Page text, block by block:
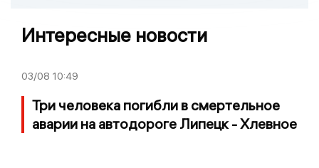
Интересные новости
03/08 10:49
Три человека погибли в смертельное
аварии на автодороге Липецк - Хлевное